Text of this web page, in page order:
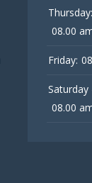
Thursday:
08.00
Friday:
Saturday
08.00